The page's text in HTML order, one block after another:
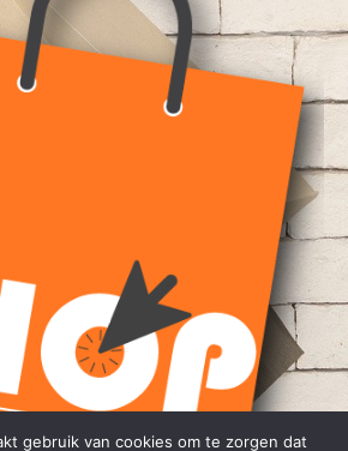
gebruik van cookies om te zorgen dat